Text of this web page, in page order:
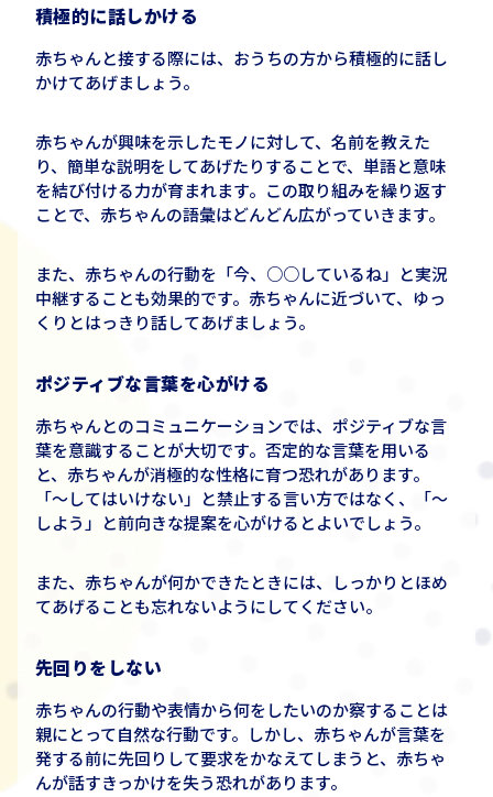
積極的に話しかける
赤ちゃんと接する際には、おうちの方から積極的に話し
かけてあげましょう。
赤ちゃんが興味を示したモノに対して、名前を教えた
り、簡単な説明をしてあげたりすることで、単語と意味
を結び付ける力が育まれます。この取り組みを繰り返す
ことで、赤ちゃんの語彙はどんどん広がっていきます。
また、赤ちゃんの行動を「今、 ○○しているね」と実況
中継することも効果的です。赤ちゃんに近づいて、ゆっ
くりとはっきり話してあげましょう。
ポジティブな言葉を心がける
赤ちゃんとのコミュニケーションでは、ポジティブな言
葉を意識することが大切です。否定的な言葉を用いる
と、赤ちゃんが消極的な性格に育つ恐れがあります。
「～してはいけない」と禁止する言い方ではなく、「～
しよう」と前向きな提案を心がけるとよいでしょう。
また、赤ちゃんが何かできたときには、しっかりとほめ
てあげることも忘れないようにしてください。
先回りをしない
赤ちゃんの行動や表情から何をしたいのか察することは
親にとって自然な行動です。しかし、赤ちゃんが言葉を
発する前に先回りして要求をかなえてしまうと、赤ちゃ
んが話すきっかけを失う恐れがあります。